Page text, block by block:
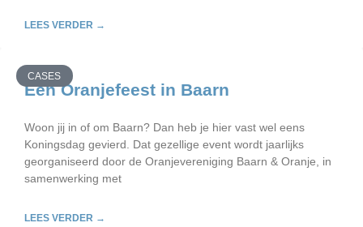
LEES VERDER →
CASES
Een Oranjefeest in Baarn
Woon jij in of om Baarn? Dan heb je hier vast wel eens
Koningsdag gevierd. Dat gezellige event wordt jaarlijks
georganiseerd door de Oranjevereniging Baarn & Oranje, in
samenwerking met
LEES VERDER →